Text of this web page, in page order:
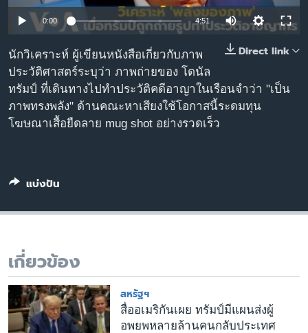
ตรวจสอบข่าว
เรียนรู้ภาษาอังกฤษ
พอดคาสต์
ติดตามเรา
0:00 4:51
Direct link
นักวิเคราะห์ ผู้เขียนหนังสือเกี่ยวกับภาพ
ประวัติศาสตร์ระบุว่า ภาพถ่ายของ โดนัล
ทรัมป์ ที่เดินทางไปทำประวัติคดีอาญาในเรือนจำว่า "เป็น
ภาพทรงพลัง" ด้านคณะหาเสียงใช้โอกาสนี้ระดมทุน
โฆษณาเสื้อยืดลาย mug shot อย่างรวดเร็ว
แบ่งปัน
เกี่ยวข้อง
สหรัฐฯ
สื่ออเมริกันเผย ทรัมป์มีแผนส่งผู้
อพยพหลายล้านคนกลับประเทศ